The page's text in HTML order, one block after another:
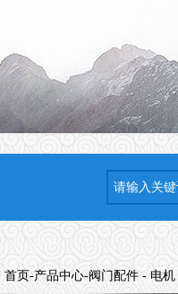
首页-产品中心-阀门配件 - 电机